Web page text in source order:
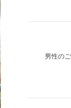
男性の